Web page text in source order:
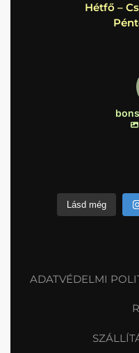
Hétfő –
Lásd még
ADATVÉDELMI